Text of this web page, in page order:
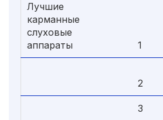
Лучшие
карманные
слуховые
аппараты
1
2
3